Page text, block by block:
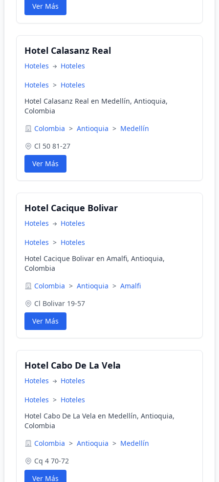
Ver Más
Hotel Calasanz Real
Hoteles Hoteles
Hoteles > Hoteles
Hotel Calasanz Real en Medellín, Antioquia,
Colombia
Colombia > Antioquia > Medellín
Cl 50 81-27
Ver Más
Hotel Cacique Bolivar
Hoteles Hoteles
Hoteles > Hoteles
Hotel Cacique Bolivar en Amalfi, Antioquia,
Colombia
Colombia > Antioquia > Amalfi
Cl Bolivar 19-57
Ver Más
Hotel Cabo De La Vela
Hoteles Hoteles
Hoteles > Hoteles
Hotel Cabo De La Vela en Medellín, Antioquia,
Colombia
Colombia > Antioquia > Medellín
Cq 4 70-72
Ver Más